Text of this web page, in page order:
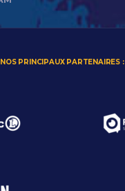
NOS PRINCIPAUX PARTENAIRES :